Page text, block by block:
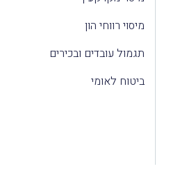
מיסוי רווחי הון
תגמול עובדים ובכירים
ביטוח לאומי